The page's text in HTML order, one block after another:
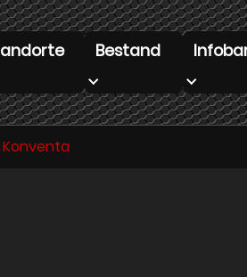
for "Standorte"
Bestand
Submenu for
Konventa